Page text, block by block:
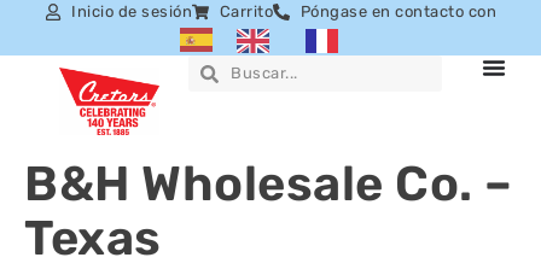
Inicio de sesión Carrito Póngase en contacto con
B&H Wholesale Co. –
Texas